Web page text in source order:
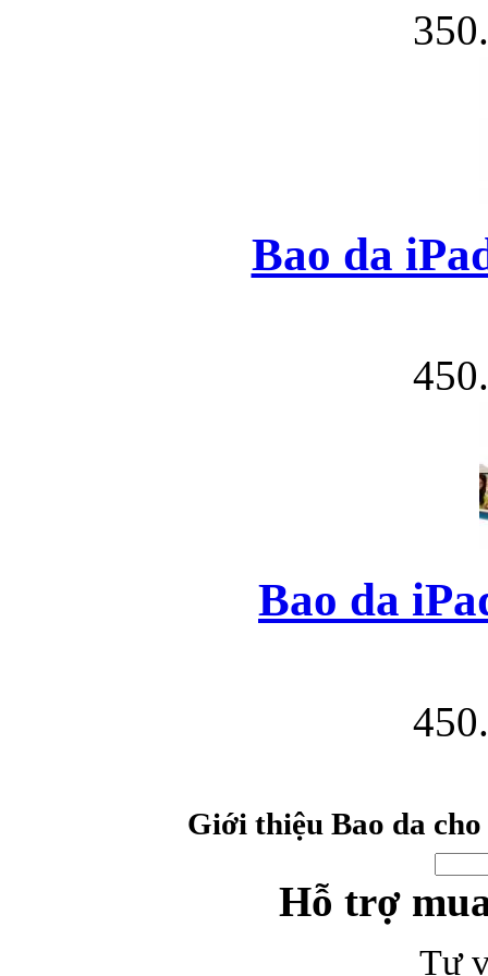
Ốp lưng Sony
Bao da Samsung
Ốp lưng iPhone
Bao da
Bao da
Giới thiệu Bao da
Hỗ trợ
Tư